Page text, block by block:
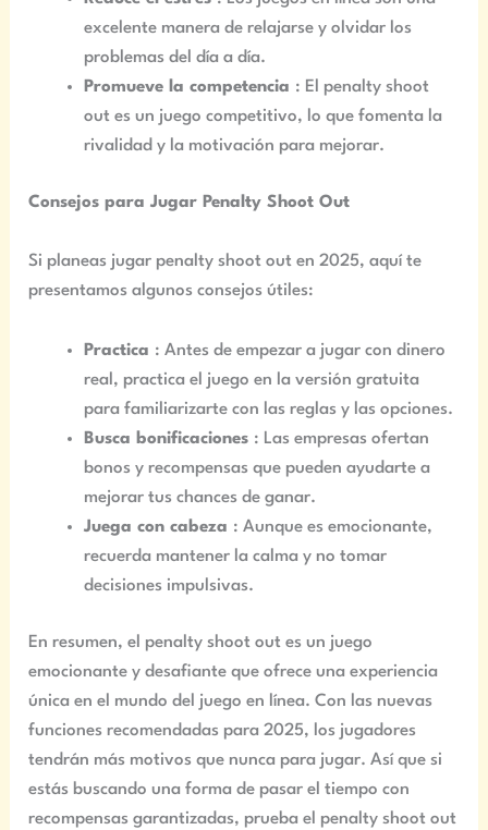
excelente manera de relajarse y olvidar los
problemas del día a día.
Promueve la competencia : El penalty shoot
out es un juego competitivo, lo que fomenta la
rivalidad y la motivación para mejorar.
Consejos para Jugar Penalty Shoot Out
Si planeas jugar penalty shoot out en 2025, aquí te
presentamos algunos consejos útiles:
Practica : Antes de empezar a jugar con dinero
real, practica el juego en la versión gratuita
para familiarizarte con las reglas y las opciones.
Busca bonificaciones : Las empresas ofertan
bonos y recompensas que pueden ayudarte a
mejorar tus chances de ganar.
Juega con cabeza : Aunque es emocionante,
recuerda mantener la calma y no tomar
decisiones impulsivas.
En resumen, el penalty shoot out es un juego
emocionante y desafiante que ofrece una experiencia
única en el mundo del juego en línea. Con las nuevas
funciones recomendadas para 2025, los jugadores
tendrán más motivos que nunca para jugar. Así que si
estás buscando una forma de pasar el tiempo con
recompensas garantizadas, prueba el penalty shoot out